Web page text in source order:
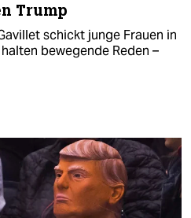
Trump
schickt junge Frauen in
bewegende Reden –